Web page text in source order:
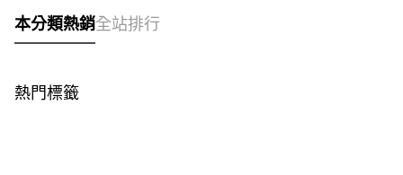
本分類熱銷全站排行
熱門標籤